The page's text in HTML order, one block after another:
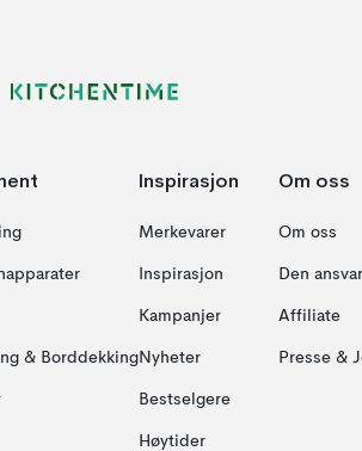
& Borddekking
Inspirasjon
Merkevarer
Inspirasjon
Kampanjer
Nyheter
Bestselgere
Høytider
Om oss
Om oss
Den
Affiliate
Presse &